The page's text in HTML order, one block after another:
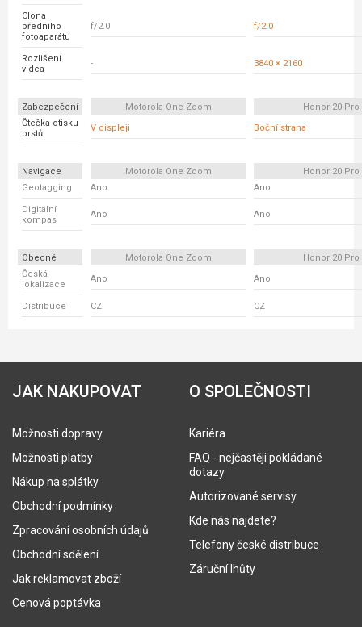
Clona
předního
fotoaparátu
f/2.0 f/2.0
Rozlišení
videa
- 3840 × 2160
Zabezpečení Motorola One Zoom
Honor 20 Pro
Čtečka otisku
prstů
V displeji Boční strana
Navigace Motorola One Zoom
Honor 20 Pro
Geotagging
Ano Ano
Digitální
kompas
Ano Ano
Obecné Motorola One Zoom
Honor 20 Pro
Česká
lokalizace
Ano Ano
Distribuce CZ CZ
JAK NAKUPOVAT
Možnosti dopravy
Možnosti platby
Nákup na splátky
Obchodní podmínky
Zpracování osobních údajů
Obchodní sdělení
Jak reklamovat zboží
Cenová poptávka
O SPOLEČNOSTI
Kariéra
FAQ - nejčastěji pokládané
dotazy
Autorizované servisy
Kde nás najdete?
Telefony české distribuce
Záruční lhůty